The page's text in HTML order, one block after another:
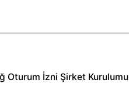
Oturum İzni Şirket Kurulumu